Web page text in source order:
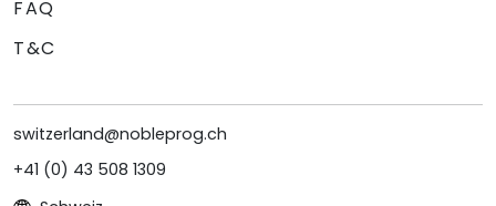
FAQ
T&C
switzerland@nobleprog.ch
+41 (0) 43 508 1309